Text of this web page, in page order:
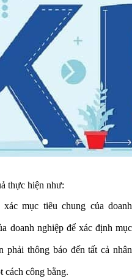
thực hiện như:
mục tiêu chung của doanh
doanh nghiệp để xác định mục
phải thông báo đến tất cả nhân
cách công bằng.